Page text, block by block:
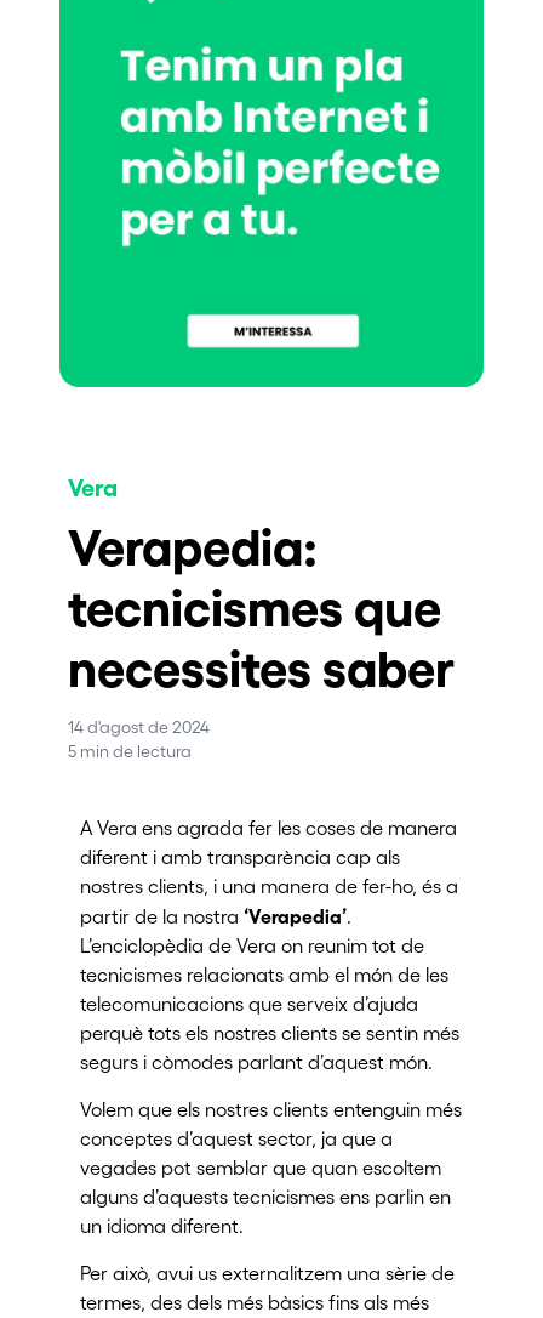
Vera
Verapedia:
tecnicismes que
necessites saber
14 d'agost de 2024
5 min de lectura
A Vera ens agrada fer les coses de manera
diferent i amb transparència cap als
nostres clients, i una manera de fer-ho, és a
partir de la nostra ‘Verapedia’.
L’enciclopèdia de Vera on reunim tot de
tecnicismes relacionats amb el món de les
telecomunicacions que serveix d’ajuda
perquè tots els nostres clients se sentin més
segurs i còmodes parlant d’aquest món.
Volem que els nostres clients entenguin més
conceptes d’aquest sector, ja que a
vegades pot semblar que quan escoltem
alguns d’aquests tecnicismes ens parlin en
un idioma diferent.
Per això, avui us externalitzem una sèrie de
termes, des dels més bàsics fins als més